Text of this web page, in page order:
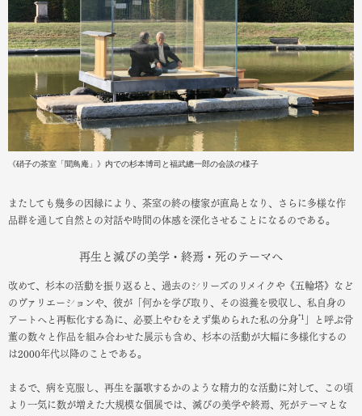
《硝子の茶室「聞鳥庵」》内での杉本博司と福武總一郎の会談の様子
またしても幾多の因縁により、茶室の終の棲家が直島となり、さらに多様な作
品群を通して自然との対話や時間の体感を深化させることになるのである。
再生と滅びの美学・終焉・死のテーマへ
改めて、杉本の活動を振り返ると、過去のシリーズのリメイクや《五輪塔》など
のヴァリエーションや、彼が「何かを学び取り、その滋養を吸収し、私自身の
アートへと再転化する為に、必要上やむをえず集められた私の分身*1
」と呼ぶ骨
董の数々と作品を組み合わせた展示も含め、杉本の活動が大幅に多様化するの
は2000年代以降のことである。
まるで、病を克服し、再生を謳歌するかのような精力的な活動に対して、この頃
より一気に数が増えた大規模な個展では、滅びの美学や終焉、死がテーマとな